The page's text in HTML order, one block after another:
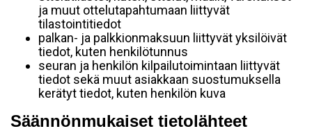
ja muut ottelutapahtumaan liittyvät
tilastointitiedot
palkan- ja palkkionmaksuun liittyvät yksilöivät
tiedot, kuten henkilötunnus
seuran ja henkilön kilpailutoimintaan liittyvät
tiedot sekä muut asiakkaan suostumuksella
kerätyt tiedot, kuten henkilön kuva
Säännönmukaiset tietolähteet